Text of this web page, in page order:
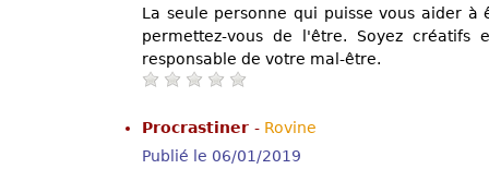
La seule personne qui puisse vous aider à
permettez-vous de l'être. Soyez créatifs
responsable de votre mal-être.
Procrastiner - Rovine
Publié le 06/01/2019